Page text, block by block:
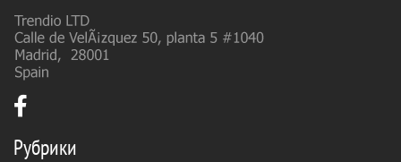
Рубрики